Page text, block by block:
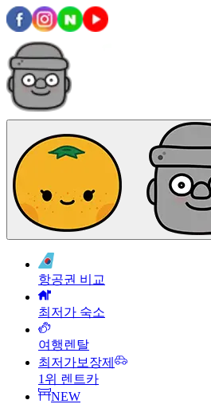
항공권 비교
최저가 숙소
여행렌탈
최저가보장제
1위 렌트카
NEW